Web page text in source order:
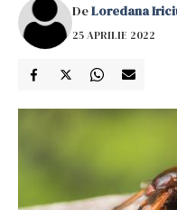
DeLoredana
25 APRILIE 2022